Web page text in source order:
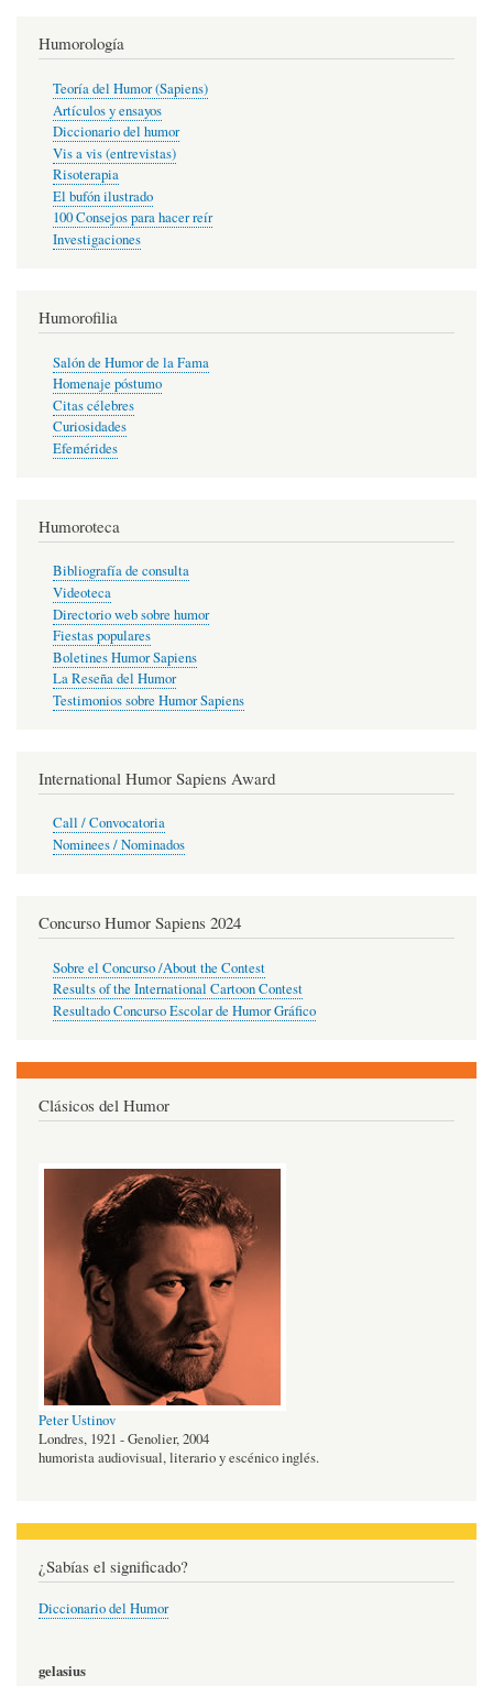
Humorología
Teoría del Humor (Sapiens)
Artículos y ensayos
Diccionario del humor
Vis a vis (entrevistas)
Risoterapia
El bufón ilustrado
100 Consejos para hacer reír
Investigaciones
Humorofilia
Salón de Humor de la Fama
Homenaje póstumo
Citas célebres
Curiosidades
Efemérides
Humoroteca
Bibliografía de consulta
Videoteca
Directorio web sobre humor
Fiestas populares
Boletines Humor Sapiens
La Reseña del Humor
Testimonios sobre Humor Sapiens
International Humor Sapiens Award
Call / Convocatoria
Nominees / Nominados
Concurso Humor Sapiens 2024
Sobre el Concurso /About the Contest
Results of the International Cartoon Contest
Resultado Concurso Escolar de Humor Gráfico
Clásicos del Humor
Peter Ustinov
Londres, 1921 - Genolier, 2004
humorista audiovisual, literario y escénico inglés.
¿Sabías el significado?
Diccionario del Humor
gelasius